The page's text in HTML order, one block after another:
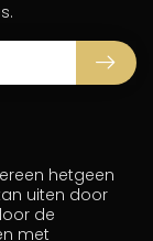
hetgeen
uiten door
de
met